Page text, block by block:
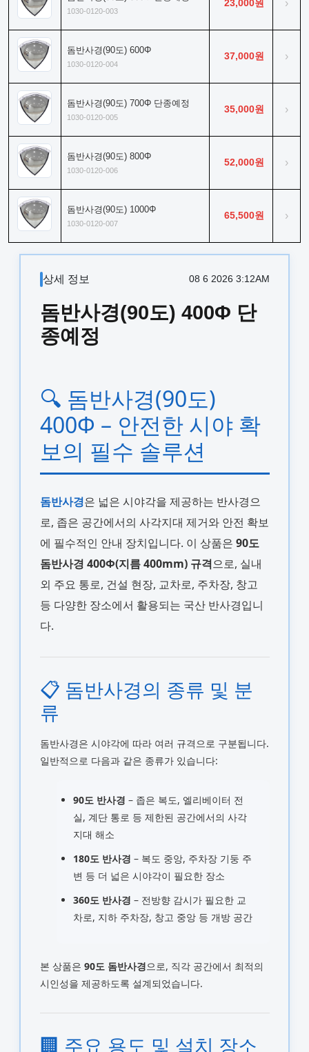
1030-0120-003
23,000원 ›
돔반사경(90도) 600Φ
1030-0120-004
37,000원 ›
돔반사경(90도) 700Φ 단종예정
1030-0120-005
35,000원 ›
돔반사경(90도) 800Φ
1030-0120-006
52,000원 ›
돔반사경(90도) 1000Φ
1030-0120-007
65,500원 ›
상세 정보 08 6 2026 3:12AM
돔반사경(90도) 400Φ 단
종예정
🔍 돔반사경(90도)
400Φ – 안전한 시야 확
보의 필수 솔루션
돔반사경은 넓은 시야각을 제공하는 반사경으
로, 좁은 공간에서의 사각지대 제거와 안전 확보
에 필수적인 안내 장치입니다. 이 상품은 90도
돔반사경 400Φ(지름 400mm) 규격으로, 실내
외 주요 통로, 건설 현장, 교차로, 주차장, 창고
등 다양한 장소에서 활용되는 국산 반사경입니
다.
📋 돔반사경의 종류 및 분
류
돔반사경은 시야각에 따라 여러 규격으로 구분됩니다.
일반적으로 다음과 같은 종류가 있습니다:
90도 반사경 – 좁은 복도, 엘리베이터 전
실, 계단 통로 등 제한된 공간에서의 사각
지대 해소
180도 반사경 – 복도 중앙, 주차장 기둥 주
변 등 더 넓은 시야각이 필요한 장소
360도 반사경 – 전방향 감시가 필요한 교
차로, 지하 주차장, 창고 중앙 등 개방 공간
본 상품은 90도 돔반사경으로, 직각 공간에서 최적의
시인성을 제공하도록 설계되었습니다.
🏢 주요 용도 및 설치 장소